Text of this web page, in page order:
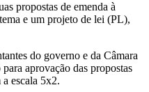
propostas de emenda à
e um projeto de lei (PL),
do governo e da Câmara
aprovação das propostas
a escala 5x2.